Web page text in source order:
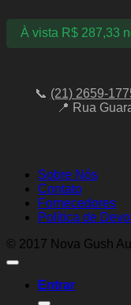
À vista R$287,33
📞 (21) 2659-
📍 Rua
Sobre Nós
Contato
Fornecedores
Política de
© 2017 Nova Gush
Entrar